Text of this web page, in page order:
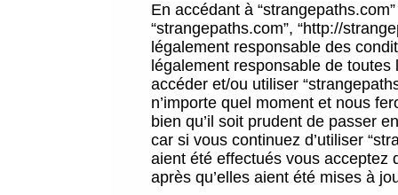
En accédant à
“strangepaths.com”, “http://
légalement responsable des
légalement responsable de
accéder et/ou utiliser
n’importe quel moment et nous
bien qu’il soit prudent de passer
car si vous continuez d’utiliser
aient été effectués vous acceptez
après qu’elles aient été mises à